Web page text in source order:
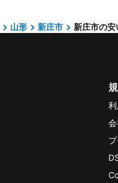
山形 新庄市 新庄市の